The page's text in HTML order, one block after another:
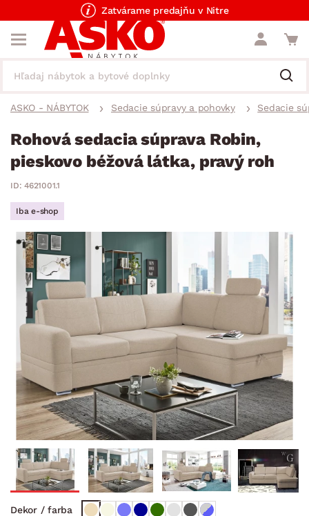
Zatvárame predajňu v Nitre
ASKO - NÁBYTOK Sedacie súpravy a pohovky Sedacie
Rohová sedacia súprava Robin,
pieskovo béžová látka, pravý roh
ID: 4621001.1
Iba e-shop
Dekor / farba